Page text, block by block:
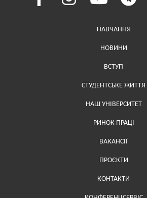
Меню у
НАВЧАННЯ
НОВИНИ
ВСТУП
СТУДЕНТСЬКЕ ЖИТТЯ
НАШ УНІВЕРСИТЕТ
РИНОК ПРАЦІ
ВАКАНСІЇ
ПРОЄКТИ
Меню уКОНТАКТИ